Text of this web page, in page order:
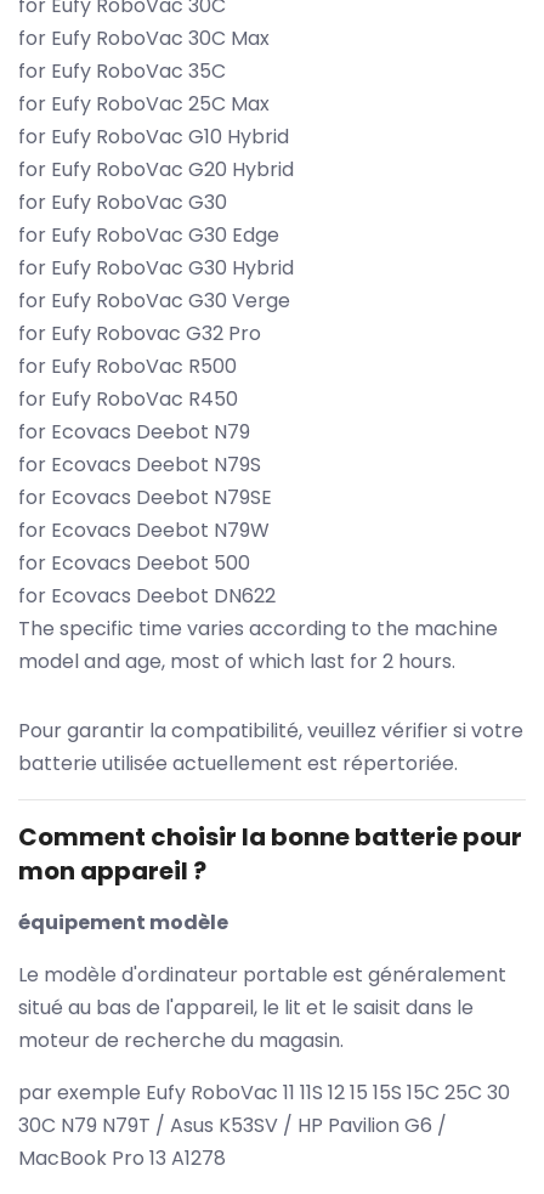
for Eufy RoboVac 30C Max
for Eufy RoboVac 35C
for Eufy RoboVac 25C Max
for Eufy RoboVac G10 Hybrid
for Eufy RoboVac G20 Hybrid
for Eufy RoboVac G30
for Eufy RoboVac G30 Edge
for Eufy RoboVac G30 Hybrid
for Eufy RoboVac G30 Verge
for Eufy Robovac G32 Pro
for Eufy RoboVac R500
for Eufy RoboVac R450
for Ecovacs Deebot N79
for Ecovacs Deebot N79S
for Ecovacs Deebot N79SE
for Ecovacs Deebot N79W
for Ecovacs Deebot 500
for Ecovacs Deebot DN622
The specific time varies according to the machine
model and age, most of which last for 2 hours.
Pour garantir la compatibilité, veuillez vérifier si votre
batterie utilisée actuellement est répertoriée.
Comment choisir la bonne batterie pour
mon appareil ?
équipement modèle
Le modèle d'ordinateur portable est généralement
situé au bas de l'appareil, le lit et le saisit dans le
moteur de recherche du magasin.
par exemple Eufy RoboVac 11 11S 12 15 15S 15C 25C 30
30C N79 N79T / Asus K53SV / HP Pavilion G6 /
MacBook Pro 13 A1278